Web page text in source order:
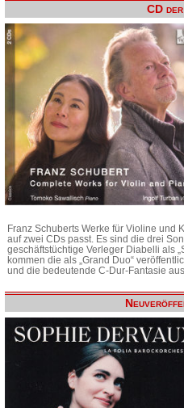
CD
Franz Schuberts Werke für Violine und
auf zwei CDs passt. Es sind die drei
geschäftstüchtige Verleger Diabelli als
kommen die als „Grand Duo“
und die bedeutende C-Dur-Fantasie